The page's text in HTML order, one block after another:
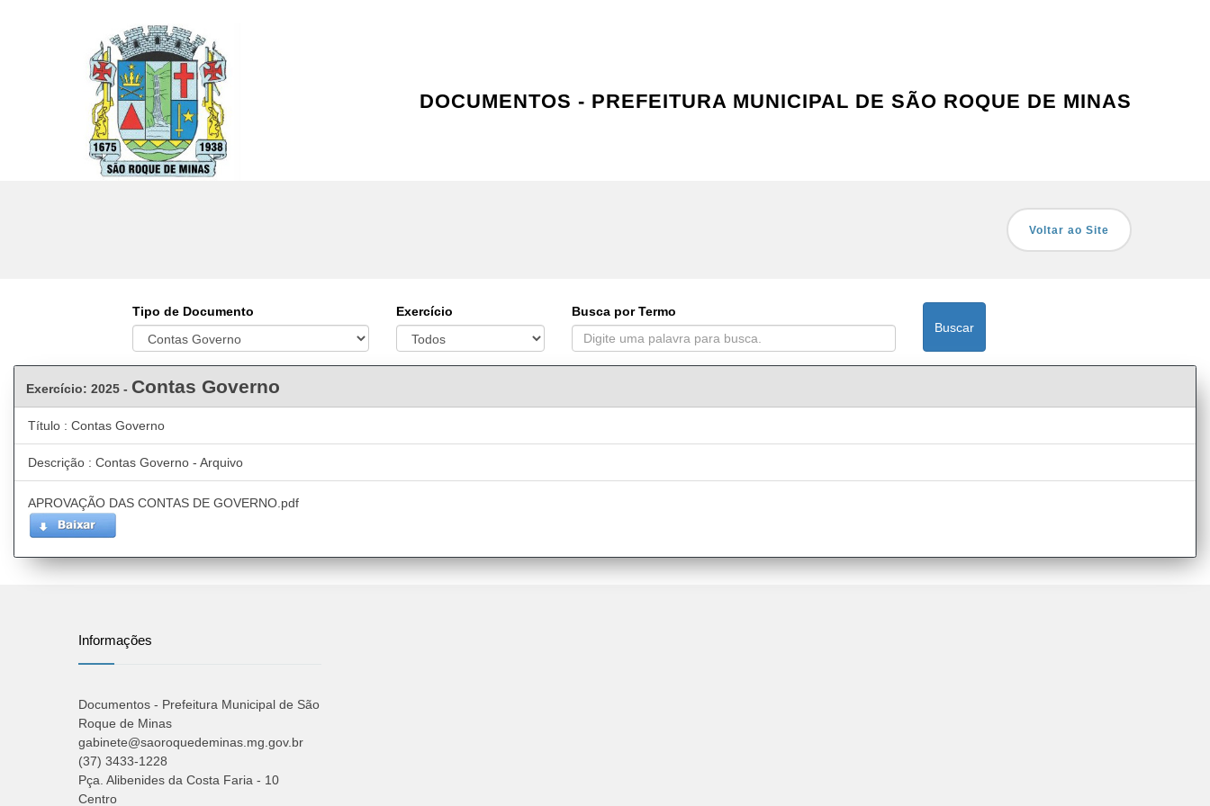
DOCUMENTOS - PREFEITURA MUNICIPAL DE SÃO ROQUE DE MINAS
Voltar ao Site
Tipo de Documento Exercício
Busca por Termo
Buscar
Exercício: 2025 - Contas Governo
Título : Contas Governo
Descrição : Contas Governo - Arquivo
APROVAÇÃO DAS CONTAS DE GOVERNO.pdf
Informações
Documentos - Prefeitura Municipal de São
Roque de Minas
gabinete@saoroquedeminas.mg.gov.br
(37) 3433-1228
Pça. Alibenides da Costa Faria - 10
Centro